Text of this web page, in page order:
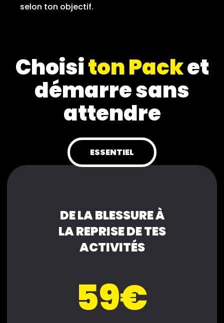
selon ton objectif.
Choisiton Packet
démarre sans
attendre
ESSENTIEL
DE LA BLESSURE À
LA REPRISE DE TES
ACTIVITÉS
59€